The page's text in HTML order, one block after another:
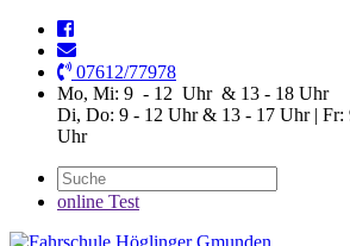
07612/77978
Mo, Mi: 9 - 12 Uhr & 13 - 18 Uhr
Di, Do: 9 - 12 Uhr & 13 - 17 Uhr |
Uhr
online Test